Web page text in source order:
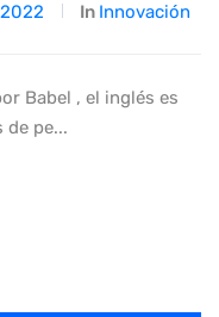
In Innovación
Babel , el inglés es
de pe...